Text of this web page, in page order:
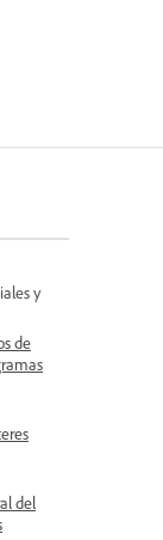
en
y
de
del